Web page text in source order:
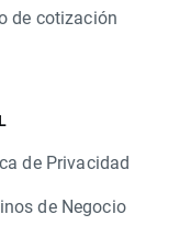
de cotización
de Privacidad
de Negocio